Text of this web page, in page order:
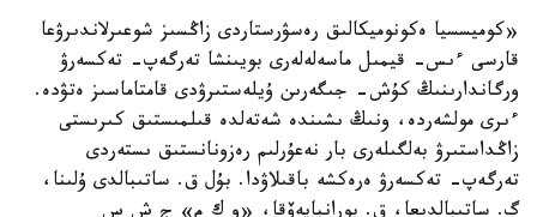
«كوميسسيا ەكونوميكالىق رەسۋرستاردى زاڭسىز شوعىرلاندىرۋعا
قارسى ءىس- قيمىل ماسەلەلەرى بويىنشا تەرگەپ- تەكسەرۋ
ورگاندارىنىڭ كۇش- جىگەرىن ۇيلەستىرۋدى قامتاماسىز ەتۋدە.
ءىرى مولشەردە، ونىڭ ىشىندە شەتەلدە قىلمىستىق كىرىستى
زاڭداستىرۋ بەلگىلەرى بار نەعۇرلىم رەزونانستىق ىستەردى
تەرگەپ- تەكسەرۋ ەرەكشە باقىلاۋدا. بۇل ق. ساتىبالدى ۇلىنا،